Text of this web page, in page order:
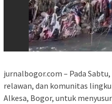
jurnalbogor.com – Pada
relawan, dan komunitas
Alkesa, Bogor, untuk